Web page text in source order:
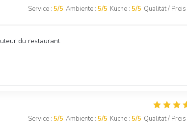
Service : 5/5 Ambiente : 5/5 Küche : 5/5 Qualität / Preis
du restaurant
Service : 5/5 Ambiente : 5/5 Küche : 5/5 Qualität / Preis